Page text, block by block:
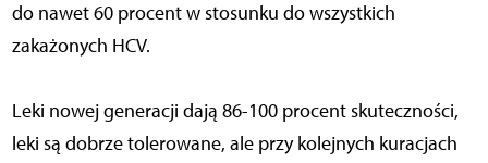
do nawet 60 procent w stosunku do wszystkich
zakażonych HCV.
Leki nowej generacji dają 86-100 procent skuteczności,
leki są dobrze tolerowane, ale przy kolejnych kuracjach